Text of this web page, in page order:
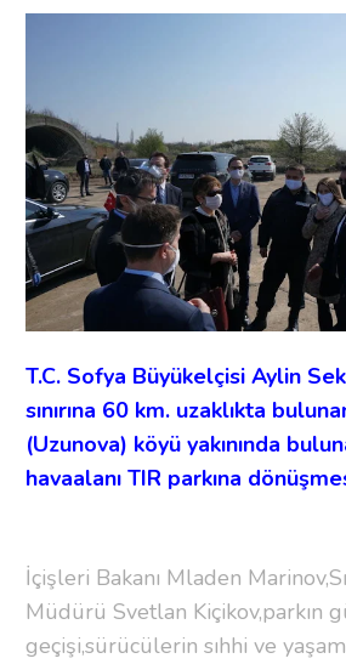
T.C. Sofya Büyükelçisi Aylin
sınırına 60 km. uzaklıkta
(Uzunova) köyü yakınında
havaalanı TIR parkına
İçişleri Bakanı Mladen
Müdürü Svetlan Kiçikov,parkın
geçişi,sürücülerin sıhhi ve